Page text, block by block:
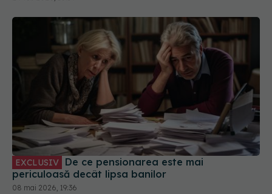
EXCLUSIV
De ce pensionarea este mai
periculoasă decât lipsa banilor
08 mai 2026, 19:36